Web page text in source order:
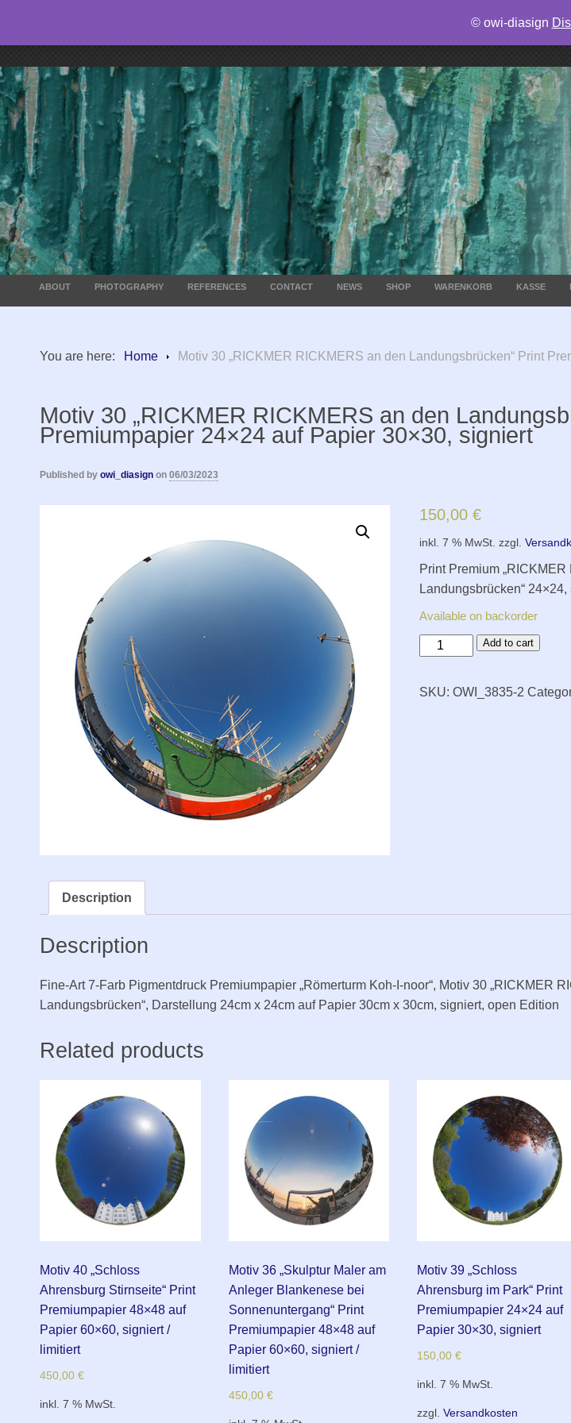
ABOUT PHOTOGRAPHY REFERENCES CONTACT NEWS SHOP WARENKORB KASSE
You are here: Home Motiv 30 „RICKMER RICKMERS an den Landungsbrücken“ Print
Motiv 30 „RICKMER RICKMERS an den
Premiumpapier 24×24 auf Papier 30×30, signiert
Published by owi_diasign on 06/03/2023
150,00€
inkl. 7 % MwSt. zzgl.
Print Premium
Landungsbrücken“
Available on backorder
Motiv
RICKMERS
Add to cart
SKU:OWI_3835-2
Description
Description
Fine-Art 7-Farb Pigmentdruck Premiumpapier „Römerturm Koh-I-noor“, Motiv 30 „RICKMER
Landungsbrücken“, Darstellung 24cm x 24cm auf Papier 30cm x 30cm, signiert, open Edition
Related products
Motiv 40 „Schloss
Ahrensburg Stirnseite“ Print
Premiumpapier 48×48 auf
Papier 60×60, signiert /
limitiert
450,00 €
inkl. 7 % MwSt.
Motiv 36 „Skulptur Maler am
Anleger Blankenese bei
Sonnenuntergang“ Print
Premiumpapier 48×48 auf
Papier 60×60, signiert /
limitiert
450,00 €
Motiv 39 „Schloss
Ahrensburg im Park“ Print
Premiumpapier 24×24 auf
Papier 30×30, signiert
150,00€
inkl. 7 % MwSt.
zzgl.Versandkosten
© owi-diasign